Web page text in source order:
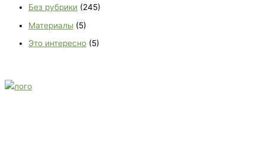
Без рубрики (245)
Материалы (5)
Это интересно (5)